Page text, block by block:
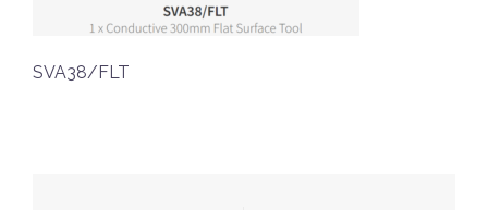
SVA38/FLT